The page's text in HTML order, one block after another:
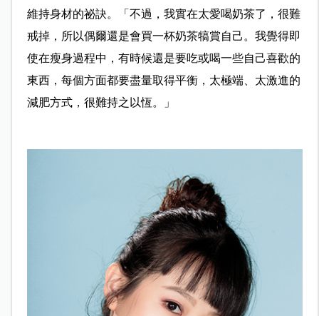
維持身材的祕訣。「不過，我實在太愛喝奶茶了，很難
戒掉，所以偶爾還是會買一杯奶茶犒賞自己。我覺得即
使在瘦身過程中，有時候還是要吃或喝一些自己喜歡的
東西，每個方面都要盡量取得平衡，太極端、太激進的
減肥方式，很難持之以恆。」